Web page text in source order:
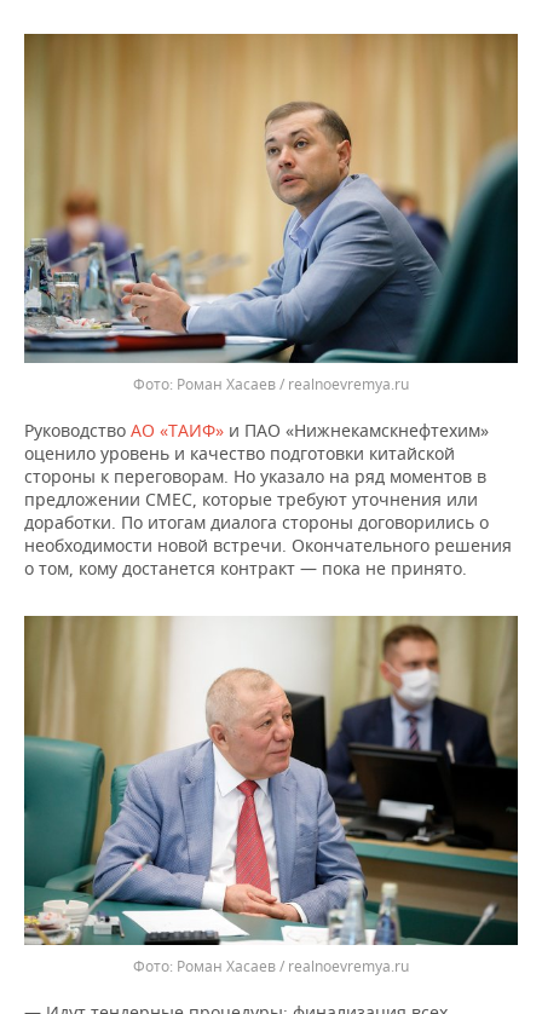
Фото: Роман Хасаев / realnoevremya.ru
Руководство АО «ТАИФ» и ПАО «Нижнекамскнефтехим»
оценило уровень и качество подготовки китайской
стороны к переговорам. Но указало на ряд моментов в
предложении СМЕС, которые требуют уточнения или
доработки. По итогам диалога стороны договорились о
необходимости новой встречи. Окончательного решения
о том, кому достанется контракт — пока не принято.
Фото: Роман Хасаев / realnoevremya.ru